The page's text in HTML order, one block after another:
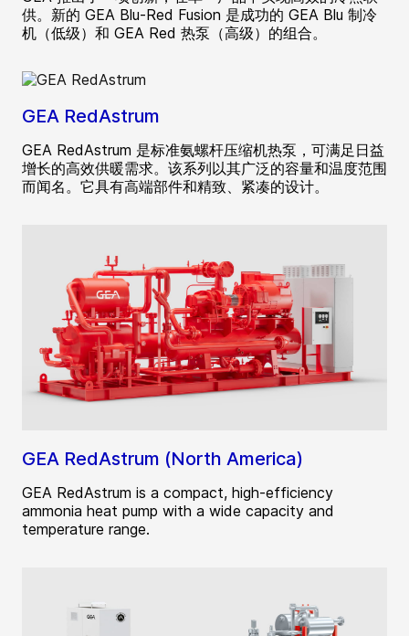
供。新的 GEA Blu-Red Fusion 是成功的 GEA Blu 制冷
机（低级）和 GEA Red 热泵（高级）的组合。
GEA RedAstrum
GEA RedAstrum 是标准氨螺杆压缩机热泵，可满足日益
增长的高效供暖需求。该系列以其广泛的容量和温度范围
而闻名。它具有高端部件和精致、紧凑的设计。
GEA RedAstrum (North America)
GEA RedAstrum is a compact, high-efficiency
ammonia heat pump with a wide capacity and
temperature range.